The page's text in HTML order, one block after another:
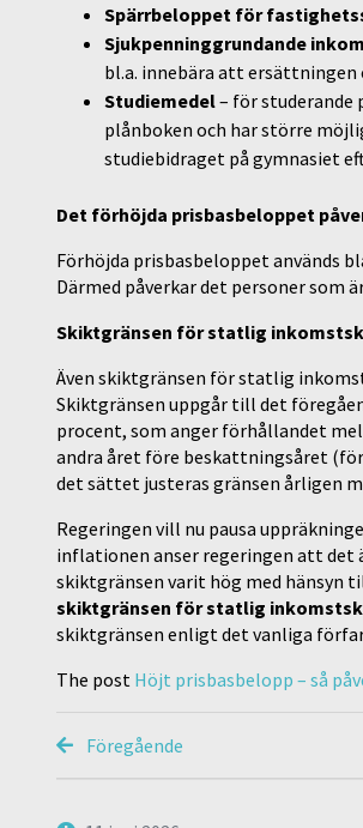
Spärrbeloppet för
Sjukpenninggrundande
bl.a. innebära att
Studiemedel– för studerande
plånboken och har större
studiebidraget på gymnasiet
Det förhöjda prisbasbeloppet
Förhöjda prisbasbeloppet används
Därmed påverkar det personer som
Skiktgränsen för statlig
Även skiktgränsen för statlig
Skiktgränsen uppgår till det
procent, som anger förhållandet
andra året före beskattningsåret
det sättet justeras gränsen årligen
Regeringen vill nu pausa
inflationen anser regeringen att det
skiktgränsen varit hög med hänsyn
skiktgränsen för statlig
skiktgränsen enligt det vanliga
The post Höjt prisbasbelopp – så
Föregående